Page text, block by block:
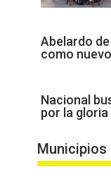
Abelardo
como
Nacional
por la gloria
Municipios